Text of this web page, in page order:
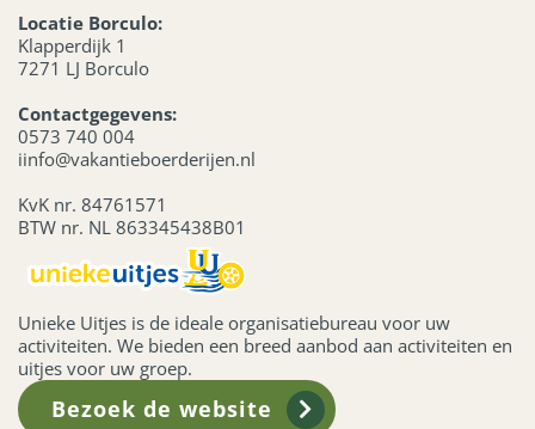
Locatie Borculo:
Klapperdijk 1
7271 LJ Borculo
Contactgegevens:
0573 740 004
iinfo@vakantieboerderijen.nl
KvK nr. 84761571
BTW nr. NL 863345438B01
Unieke Uitjes is de ideale organisatiebureau voor uw
activiteiten. We bieden een breed aanbod aan activiteiten en
uitjes voor uw groep.
Bezoek de website